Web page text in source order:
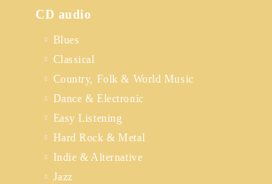
CD audio
Blues
Classical
Country, Folk & World Music
Dance & Electronic
Easy Listening
Hard Rock & Metal
Indie & Alternative
Jazz